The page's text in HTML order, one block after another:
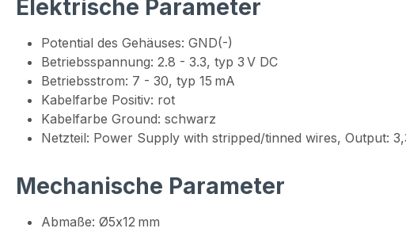
Elektrische Parameter
Potential des Gehäuses: GND(-)
Betriebsspannung: 2.8 - 3.3, typ 3 V DC
Betriebsstrom: 7 - 30, typ 15 mA
Kabelfarbe Positiv: rot
Kabelfarbe Ground: schwarz
Netzteil: Power Supply with stripped/tinned wires, Output:
Mechanische Parameter
Abmaße: Ø5x12 mm